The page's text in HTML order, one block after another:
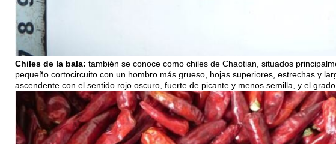
Chiles de la bala: también se conoce como chiles de Chaotian, situados
pequeño cortocircuito con un hombro más grueso, hojas superiores, estrechas y
ascendente con el sentido rojo oscuro, fuerte de picante y menos semilla, y el